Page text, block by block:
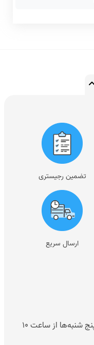
شنبه تا چهارشنبه از ساعت ۱۰ الی ۱۸ - پنج شنبه‌ها از ساعت ۱۰
تضمین رجیستری
ارسال سریع